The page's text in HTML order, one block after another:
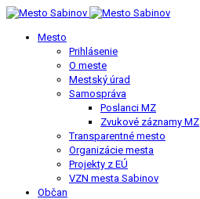
Mesto
Prihlásenie
O meste
Mestský úrad
Samospráva
Poslanci MZ
Zvukové záznamy MZ
Transparentné mesto
Organizácie mesta
Projekty z EÚ
VZN mesta Sabinov
Občan